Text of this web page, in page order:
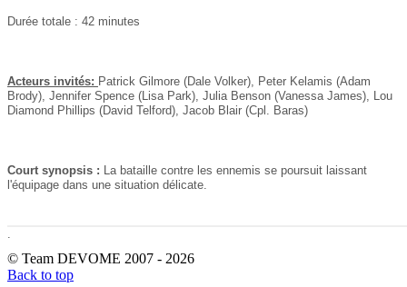
Durée totale : 42 minutes
Acteurs invités: Patrick Gilmore (Dale Volker), Peter Kelamis (Adam
Brody), Jennifer Spence (Lisa Park), Julia Benson (Vanessa James), Lou
Diamond Phillips (David Telford), Jacob Blair (Cpl. Baras)
Court synopsis : La bataille contre les ennemis se poursuit laissant
l'équipage dans une situation délicate.
.
© Team DEVOME 2007 - 2026
Back to top